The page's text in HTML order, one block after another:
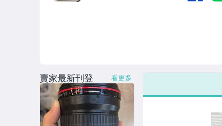
賣家最新刊登 看更多